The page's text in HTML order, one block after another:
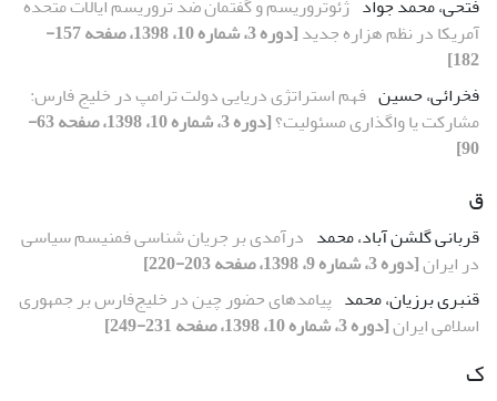
آمریکا در نظم هزاره جدید
[دوره 3، شماره 10، 1398، صفحه 157-
182]
فخرائی، حسین فهم استراتژی دریایی دولت ترامپ در خلیج فارس:
مشارکت یا واگذاری مسئولیت؟
[دوره 3، شماره 10، 1398، صفحه 63-
90]
ق
قربانی گلشن آباد، محمد درآمدی بر جریان شناسی فمنیسم سیاسی
در ایران[دوره 3، شماره 9، 1398، صفحه 203-220]
قنبری برزیان، محمد پیامدهای حضور چین در خلیج‌فارس بر جمهوری
اسلامی ایران[دوره 3، شماره 10، 1398، صفحه 231-249]
ک